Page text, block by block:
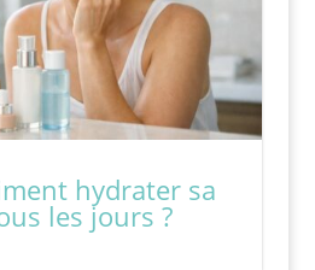
hydrater sa
les jours ?